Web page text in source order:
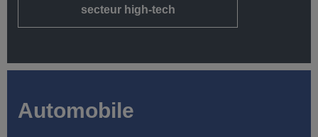
secteur high-tech
Automobile